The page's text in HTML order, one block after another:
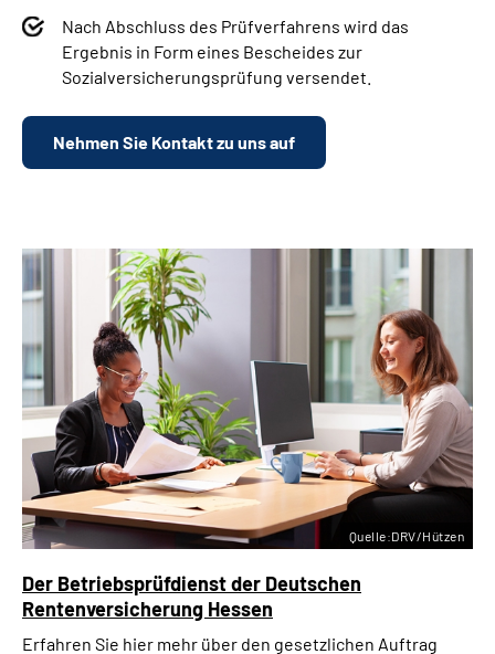
Nach Abschluss des Prüfverfahrens wird das
Ergebnis in Form eines Bescheides zur
Sozialversicherungsprüfung versendet.
Nehmen Sie Kontakt zu uns auf
Der Betriebsprüfdienst der Deutschen
Rentenversicherung Hessen
Erfahren Sie hier mehr über den gesetzlichen Auftrag
Quelle:DRV/Hützen